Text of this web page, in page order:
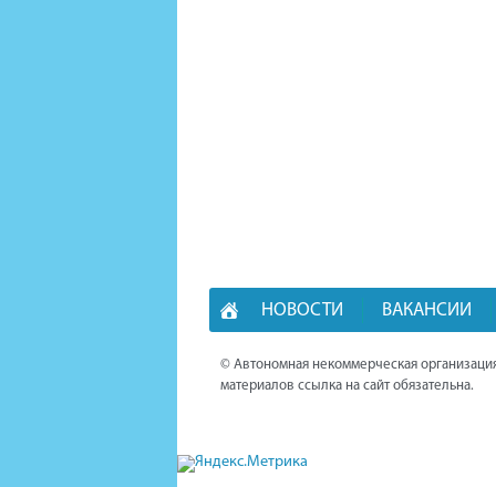
НОВОСТИ ВАКАНСИИ
© Автономная некоммерческая
материалов ссылка на сайт обязательна.